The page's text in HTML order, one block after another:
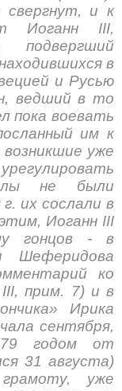
и к
Иоганн III,
в
и Русью
ведший в то
пока воевать
им к
уже
не были
их сослали в
Иоганн III
гонцов - в
ко
прим. 7) и в
Ирика
сентября,
годом от
31 августа)
уже